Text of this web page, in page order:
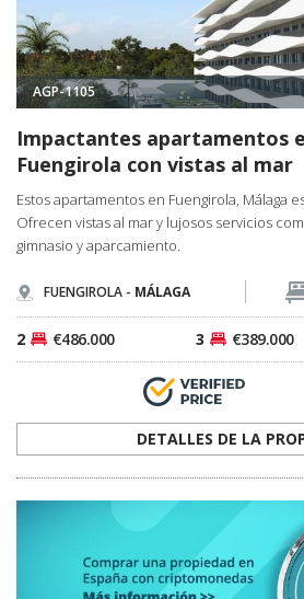
AGP-1105
Impactantes apartamentos
Fuengirola con vistas al mar
Estos apartamentos en Fuengirola, Málaga
Ofrecen vistas al mar y lujosos servicios
gimnasio y aparcamiento.
FUENGIROLA - MÁLAGA
2 €486.000 3 €389.000
DETALLES DE LA